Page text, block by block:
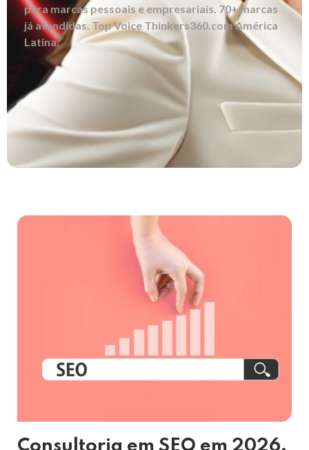
para marcas pessoais e empresariais. 70+ marcas
já atendidas. Top Voice Thinkers360.com América
Latina.
Consultoria em SEO em 2026,